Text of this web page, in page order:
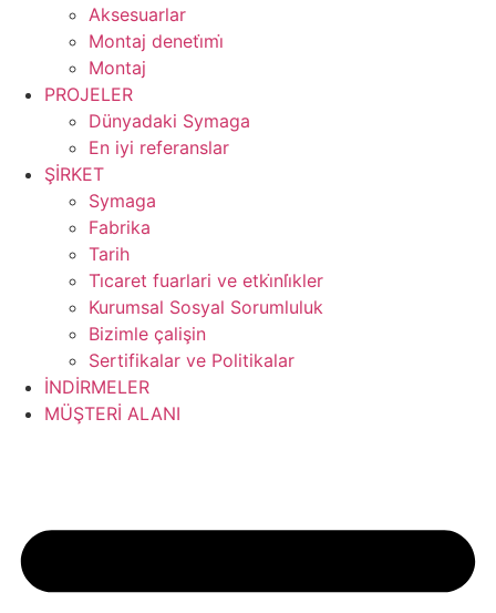
Aksesuarlar
Montaj deneti̇mi̇
Montaj
PROJELER
Dünyadaki Symaga
En iyi referanslar
ŞİRKET
Symaga
Fabrika
Tarih
Ti̇caret fuarlari ve etki̇nli̇kler
Kurumsal Sosyal Sorumluluk
Bizimle çalişin
Sertifikalar ve Politikalar
İNDİRMELER
MÜŞTERİ ALANI